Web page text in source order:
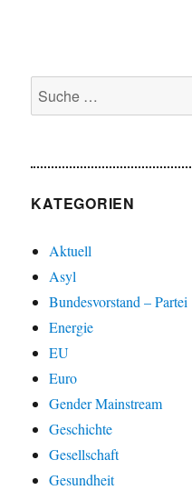
Suche
nach:
KATEGORIEN
Aktuell
Asyl
Bundesvorstand – Partei
Energie
EU
Euro
Gender Mainstream
Geschichte
Gesellschaft
Gesundheit